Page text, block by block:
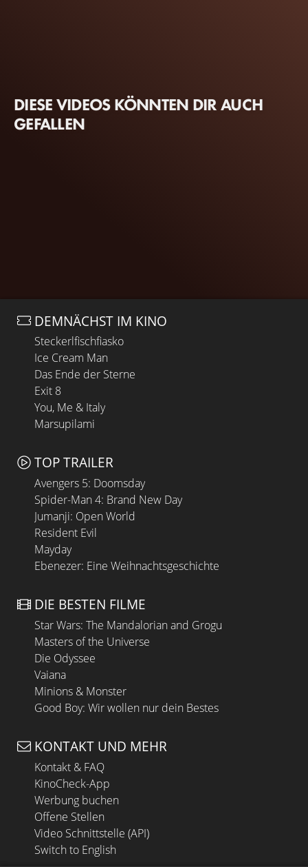
DIESE VIDEOS KÖNNTEN DIR AUCH
GEFALLEN
DEMNÄCHST IM KINO
Steckerlfischfiasko
Ice Cream Man
Das Ende der Sterne
Exit 8
You, Me & Italy
Marsupilami
TOP TRAILER
Avengers 5: Doomsday
Spider-Man 4: Brand New Day
Jumanji: Open World
Resident Evil
Mayday
Ebenezer: Eine Weihnachtsgeschichte
DIE BESTEN FILME
Star Wars: The Mandalorian and Grogu
Masters of the Universe
Die Odyssee
Vaiana
Minions & Monster
Good Boy: Wir wollen nur dein Bestes
KONTAKT UND MEHR
Kontakt & FAQ
KinoCheck-App
Werbung buchen
Offene Stellen
Video Schnittstelle (API)
Switch to English